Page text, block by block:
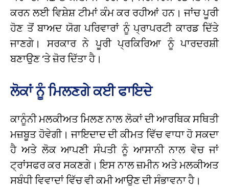
ਕਰਨ ਲਈ ਵਿਸ਼ੇਸ਼ ਟੀਮਾਂ ਕੰਮ ਕਰ ਰਹੀਆਂ ਹਨ। ਜਾਂਚ ਪੂਰੀ
ਹੋਣ ਤੋਂ ਬਾਅਦ ਯੋਗ ਪਰਿਵਾਰਾਂ ਨੂੰ ਪ੍ਰਾਪਰਟੀ ਕਾਰਡ ਦਿੱਤੇ
ਜਾਣਗੇ। ਸਰਕਾਰ ਨੇ ਪੂਰੀ ਪ੍ਰਕਿਰਿਆ ਨੂੰ ਪਾਰਦਰਸ਼ੀ
ਬਣਾਉਣ ‘ਤੇ ਜ਼ੋਰ ਦਿੱਤਾ ਹੈ।
ਲੋਕਾਂ ਨੂੰ ਮਿਲਣਗੇ ਕਈ ਫਾਇਦੇ
ਕਾਨੂੰਨੀ ਮਲਕੀਅਤ ਮਿਲਣ ਨਾਲ ਲੋਕਾਂ ਦੀ ਆਰਥਿਕ ਸਥਿਤੀ
ਮਜ਼ਬੂਤ ਹੋਵੇਗੀ। ਜਾਇਦਾਦ ਦੀ ਕੀਮਤ ਵਿੱਚ ਵਾਧਾ ਹੋ ਸਕਦਾ
ਹੈ ਅਤੇ ਲੋਕ ਆਪਣੀ ਸੰਪਤੀ ਨੂੰ ਆਸਾਨੀ ਨਾਲ ਵੇਚ ਜਾਂ
ਟ੍ਰਾਂਸਫਰ ਕਰ ਸਕਣਗੇ। ਇਸ ਨਾਲ ਜ਼ਮੀਨ ਅਤੇ ਮਲਕੀਅਤ
ਸਬੰਧੀ ਵਿਵਾਦਾਂ ਵਿੱਚ ਵੀ ਕਮੀ ਆਉਣ ਦੀ ਸੰਭਾਵਨਾ ਹੈ।